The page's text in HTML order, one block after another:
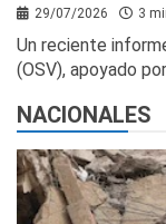
29/07/2026 3
Un reciente
(OSV), apoyado
NACIONALES